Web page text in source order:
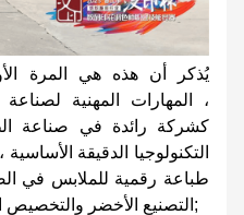
يُذكر أن هذه هي المرة
المهارات المهنية
التكنولوجيا الدقيقة
طباعة رقمية للملابس في
التصنيع الأخضر والتخصيص المرن والتصنيع الذكي.&نبسب;